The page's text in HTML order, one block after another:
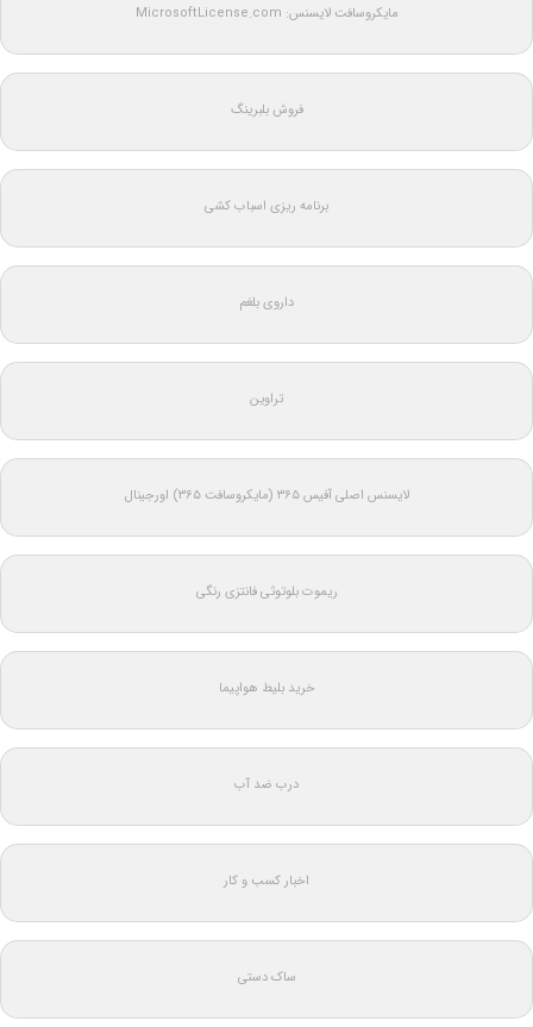
مایکروسافت لایسنس: MicrosoftLicense.com
فروش بلبرینگ
برنامه ریزی اسباب کشی
داروی بلغم
تراوین
لایسنس اصلی آفیس ۳۶۵ (مایکروسافت ۳۶۵) اورجینال
ریموت بلوتوثی فانتزی رنگی
خرید بلیط هواپیما
درب ضد آب
اخبار کسب و کار
ساک دستی